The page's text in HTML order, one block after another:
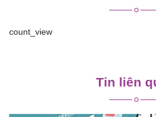
count_view
Tin liên